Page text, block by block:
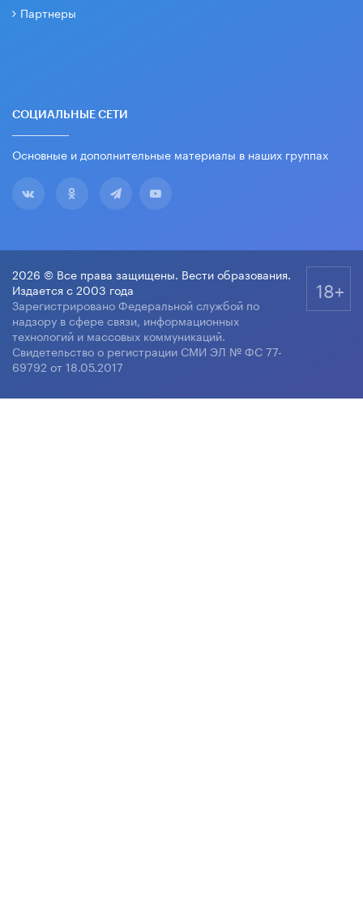
Партнеры
СОЦИАЛЬНЫЕ СЕТИ
Основные и дополнительные материалы в наших группах
2026 © Все права защищены. Вести образования.
Издается с 2003 года
Зарегистрировано Федеральной службой по
надзору в сфере связи, информационных
технологий и массовых коммуникаций.
Свидетельство о регистрации СМИ ЭЛ № ФС 77-
69792 от 18.05.2017
18+